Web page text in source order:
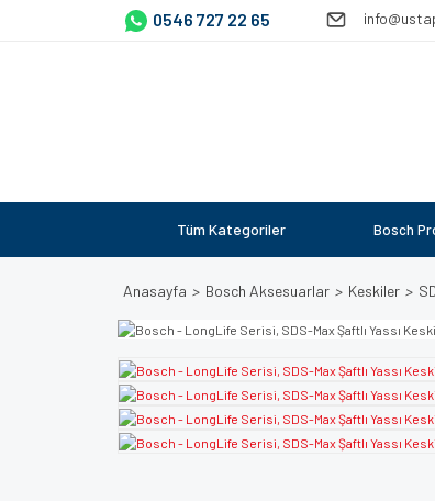
0546 727 22 65
Tüm Kategoriler Bosch
Anasayfa Bosch Aksesuarlar Keskiler